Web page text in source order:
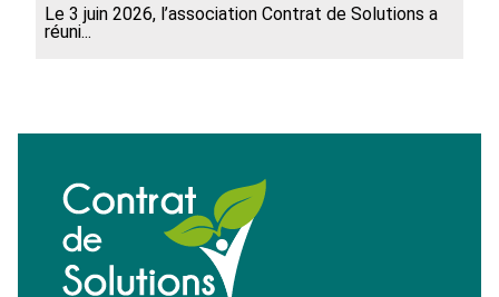
Le 3 juin 2026, l’association Contrat de Solutions a
réuni...